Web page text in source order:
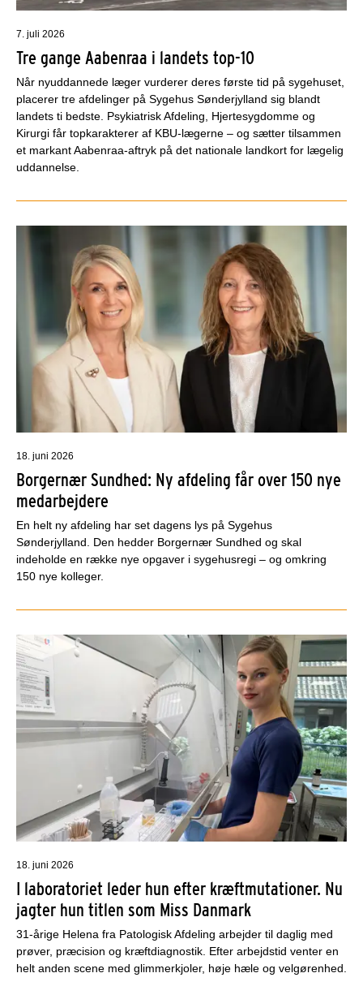
7. juli 2026
Tre gange Aabenraa i landets top-10
Når nyuddannede læger vurderer deres første tid på sygehuset,
placerer tre afdelinger på Sygehus Sønderjylland sig blandt
landets ti bedste. Psykiatrisk Afdeling, Hjertesygdomme og
Kirurgi får topkarakterer af KBU-lægerne – og sætter tilsammen
et markant Aabenraa-aftryk på det nationale landkort for lægelig
uddannelse.
18. juni 2026
Borgernær Sundhed: Ny afdeling får over 150 nye
medarbejdere
En helt ny afdeling har set dagens lys på Sygehus
Sønderjylland. Den hedder Borgernær Sundhed og skal
indeholde en række nye opgaver i sygehusregi – og omkring
150 nye kolleger.
18. juni 2026
I laboratoriet leder hun efter kræftmutationer. Nu
jagter hun titlen som Miss Danmark
31-årige Helena fra Patologisk Afdeling arbejder til daglig med
prøver, præcision og kræftdiagnostik. Efter arbejdstid venter en
helt anden scene med glimmerkjoler, høje hæle og velgørenhed.